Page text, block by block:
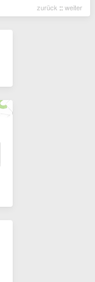
zurück :: weiter